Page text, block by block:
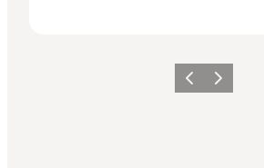
ZurückWeiter